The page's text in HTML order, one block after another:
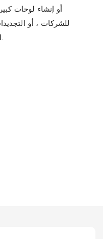
أو إنشاء لوحات
للشركات ، أو